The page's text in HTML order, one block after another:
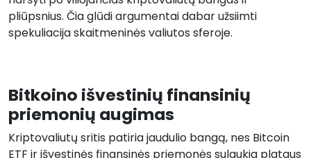
pliūpsnius. Čia glūdi argumentai dabar užsiimti
spekuliacija skaitmeninės valiutos sferoje.
Bitkoino išvestinių finansinių
priemonių augimas
Kriptovaliutų sritis patiria jaudulio bangą, nes Bitcoin
ETF ir išvestinės finansinės priemonės sulaukia plataus